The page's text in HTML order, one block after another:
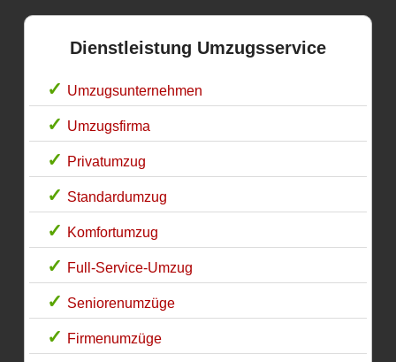
Dienstleistung Umzugsservice
Umzugsunternehmen
Umzugsfirma
Privatumzug
Standardumzug
Komfortumzug
Full-Service-Umzug
Seniorenumzüge
Firmenumzüge